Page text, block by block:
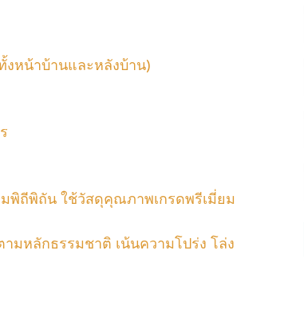
งหน้าบ้านและหลังบ้าน)
พิถีพิถัน ใช้วัสดุคุณภาพเกรดพรีเมี่ยม
มหลักธรรมชาติ เน้นความโปร่ง โล่ง